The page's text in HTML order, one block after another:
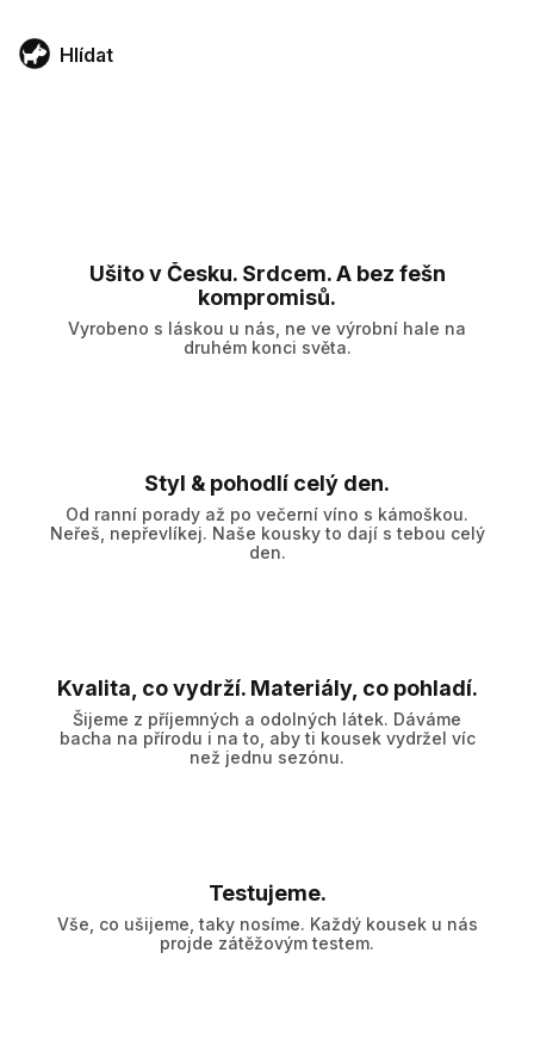
Hlídat
Ušito v Česku. Srdcem. A bez fešn
kompromisů.
Vyrobeno s láskou u nás, ne ve výrobní hale na
druhém konci světa.
Styl & pohodlí celý den.
Od ranní porady až po večerní víno s kámoškou.
Neřeš, nepřevlíkej. Naše kousky to dají s tebou celý
den.
Kvalita, co vydrží. Materiály, co pohladí.
Šijeme z příjemných a odolných látek. Dáváme
bacha na přírodu i na to, aby ti kousek vydržel víc
než jednu sezónu.
Testujeme.
Vše, co ušijeme, taky nosíme. Každý kousek u nás
projde zátěžovým testem.